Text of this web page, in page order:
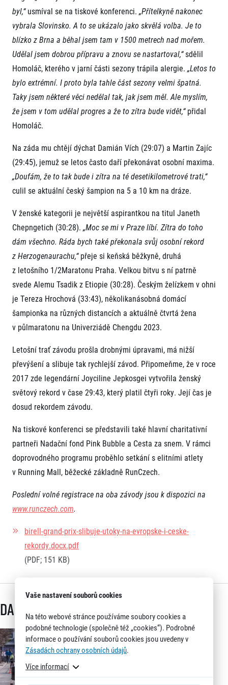
Informace o webu
Všeobecné smluvní podmínky
Informace o cookies
© 2026 RunCzech s.r.o.
byl,“usmíval se na tiskové konferenci. „Přítelkyně nakonec
vybrala Slovinsko. A to se ukázalo jako skvělá volba. Je to
blízko z Brna a běhal jsem tam v 1500 metrech nad mořem.
Udělal jsem dobrou přípravu a znovu se nastartoval,“sdělil
Homoláč, kterého v jarní části sezony trápila alergie. „Letos to
bylo extrémní. I proto byla tahle část sezony velmi špatná.
Taky jsem některé věci nedělal tak, jak jsem měl. Ale myslím,
že jsem v tom udělal progres a že to zítra bude vidět,“přidal
Homoláč.
Na záda mu chtějí dýchat Damián Vích (29:07) a Martin Zajíc
(29:45), jemuž se letos často daří překonávat osobní maxima.
„Doufám, že to tak bude i zítra na té desetikilometrové trati,“
culil se aktuální český šampion na 5 a 10 km na dráze.
V ženské kategorii je největší aspirantkou na titul Janeth
Chepngetich (30:28). „Moc se mi v Praze líbí. Zítra do toho
dám všechno. Ráda bych také překonala svůj osobní rekord
z Herzogenaurachu,“přeje si keňská běžkyně, druhá
z letošního 1/2Maratonu Praha. Velkou bitvu s ní patrně
svede Alemu Tsadik z Etiopie (30:28). Českým želízkem v ohni
je Tereza Hrochová (33:43), několikanásobná domácí
šampionka na různých distancích a aktuálně čtvrtá žena
v půlmaratonu na Univerziádě Chengdu 2023.
Letošní trať závodu prošla drobnými úpravami, má nižší
převýšení a slibuje tak rychlejší závod. Připomeňme, že v roce
2017 zde legendární Joyciline Jepkosgei vytvořila ženský
světový rekord v čase 29:43, který platil čtyři roky. Její čas je
dosud rekordem závodu.
Na tiskové konferenci se představili také hlavní charitativní
partneři Nadační fond Pink Bubble a Cesta za snem. V rámci
doprovodného programu proběhlo setkání s elitními atlety
v Running Mall, běžecké základně RunCzech.
Poslední volné registrace na oba závody jsou k dispozici na
www.runczech.com.
birell-grand-prix-slibuje-utoky-na-evropske-i-ceske-
rekordy.docx.pdf
(PDF; 151 KB)
Další články
Vaše nastavení souborů cookies
Na této webové stránce používáme soubory cookies a
podobné technologie (společně též „cookies“). Podrobné
informace o používání souborů cookies jsou uvedeny v
Zásadách ochrany osobních údajů.
Více informací